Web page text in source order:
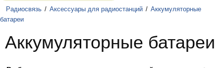
Радиосвязь / Аксессуары для радиостанций / Аккумуляторные
батареи
Аккумуляторные батареи